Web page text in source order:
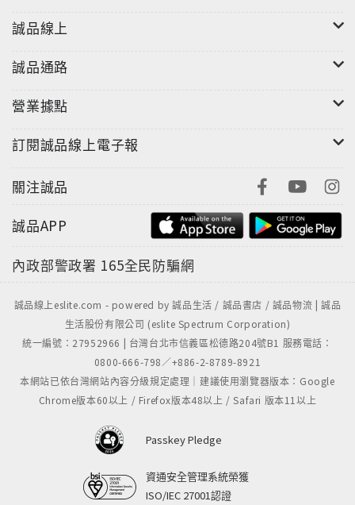
誠品線上
誠品通路
營業據點
訂閱誠品線上電子報
關注誠品
誠品APP
內政部警政署 165全民防騙網
誠品線上eslite.com - powered by 誠品生活 / 誠品書店 / 誠品物流 | 誠品
生活股份有限公司 (eslite Spectrum Corporation)
統一編號：27952966 | 台灣台北市信義區松德路204號B1 服務電話：
0800-666-798／+886-2-8789-8921
本網站已依台灣網站內容分級規定處理｜建議使用瀏覽器版本：Google
Chrome版本60以上 / Firefox版本48以上 / Safari 版本11以上
Passkey Pledge
資通安全管理系統榮獲
ISO/IEC 27001認證